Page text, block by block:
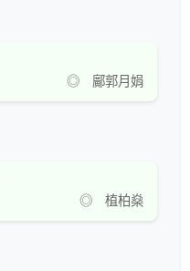
◎ 鄺郭月娟
◎ 植柏燊